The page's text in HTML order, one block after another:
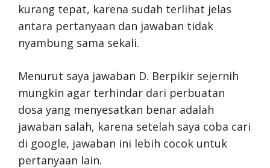
kurang tepat, karena sudah terlihat jelas
antara pertanyaan dan jawaban tidak
nyambung sama sekali.
Menurut saya jawaban D. Berpikir sejernih
mungkin agar terhindar dari perbuatan
dosa yang menyesatkan benar adalah
jawaban salah, karena setelah saya coba cari
di google, jawaban ini lebih cocok untuk
pertanyaan lain.